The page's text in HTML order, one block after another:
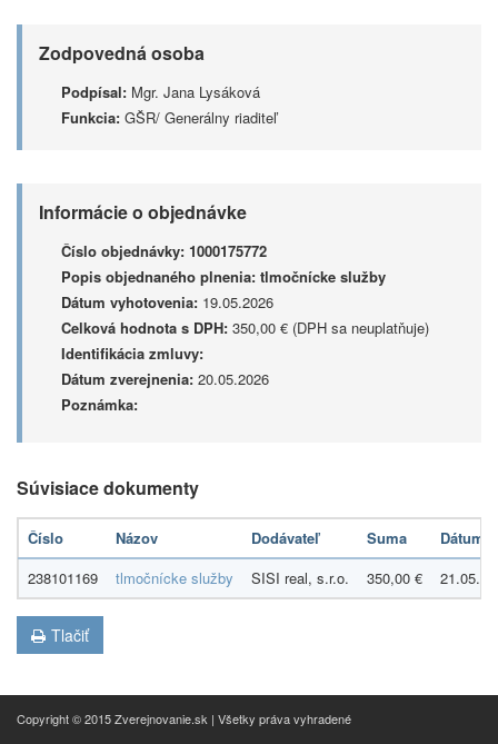
Zodpovedná osoba
Podpísal: Mgr. Jana Lysáková
Funkcia: GŠR/ Generálny riaditeľ
Informácie o objednávke
Číslo objednávky: 1000175772
Popis objednaného plnenia: tlmočnícke služby
Dátum vyhotovenia: 19.05.2026
Celková hodnota s DPH: 350,00 € (DPH sa neuplatňuje)
Identifikácia zmluvy:
Dátum zverejnenia: 20.05.2026
Poznámka:
Súvisiace dokumenty
Číslo Názov Dodávateľ Suma
Dátum
238101169
tlmočnícke služby SISI real, s.r.o. 350,00 €
Tlačiť
Copyright © 2015 Zverejnovanie.sk | Všetky práva vyhradené